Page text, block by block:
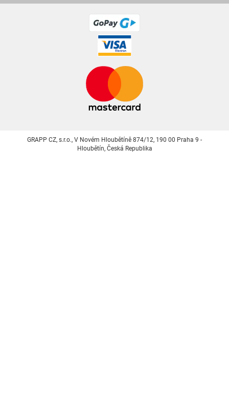
GRAPP CZ, s.r.o., V Novém Hloubětíně 874/12, 190 00 Praha 9 -
Hloubětín, Česká Republika